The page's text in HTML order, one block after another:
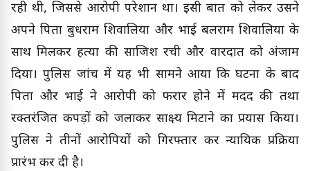
रही थी, जिससे आरोपी परेशान था। इसी बात को लेकर उसने
अपने पिता बुधराम शिवालिया और भाई बलराम शिवालिया के
साथ मिलकर हत्या की साजिश रची और वारदात को अंजाम
दिया। पुलिस जांच में यह भी सामने आया कि घटना के बाद
पिता और भाई ने आरोपी को फरार होने में मदद की तथा
रक्तरंजित कपड़ों को जलाकर साक्ष्य मिटाने का प्रयास किया।
पुलिस ने तीनों आरोपियों को गिरफ्तार कर न्यायिक प्रक्रिया
प्रारंभ कर दी है।